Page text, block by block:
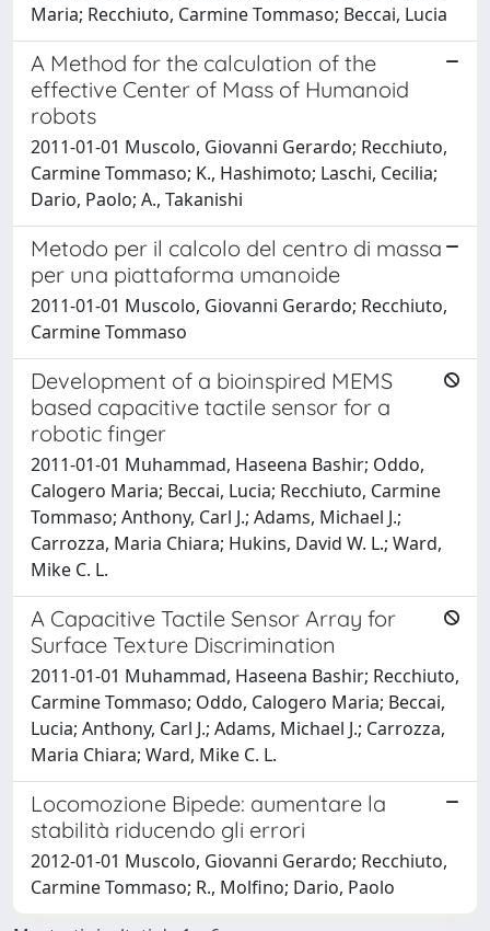
Maria; Recchiuto, Carmine Tommaso; Beccai, Lucia
A Method for the calculation of the
effective Center of Mass of Humanoid
robots
2011-01-01 Muscolo, Giovanni Gerardo; Recchiuto,
Carmine Tommaso; K., Hashimoto; Laschi, Cecilia;
Dario, Paolo; A., Takanishi
Metodo per il calcolo del centro di massa
per una piattaforma umanoide
2011-01-01 Muscolo, Giovanni Gerardo; Recchiuto,
Carmine Tommaso
Development of a bioinspired MEMS
based capacitive tactile sensor for a
robotic finger
2011-01-01 Muhammad, Haseena Bashir; Oddo,
Calogero Maria; Beccai, Lucia; Recchiuto, Carmine
Tommaso; Anthony, Carl J.; Adams, Michael J.;
Carrozza, Maria Chiara; Hukins, David W. L.; Ward,
Mike C. L.
A Capacitive Tactile Sensor Array for
Surface Texture Discrimination
2011-01-01 Muhammad, Haseena Bashir; Recchiuto,
Carmine Tommaso; Oddo, Calogero Maria; Beccai,
Lucia; Anthony, Carl J.; Adams, Michael J.; Carrozza,
Maria Chiara; Ward, Mike C. L.
Locomozione Bipede: aumentare la
stabilità riducendo gli errori
2012-01-01 Muscolo, Giovanni Gerardo; Recchiuto,
Carmine Tommaso; R., Molfino; Dario, Paolo